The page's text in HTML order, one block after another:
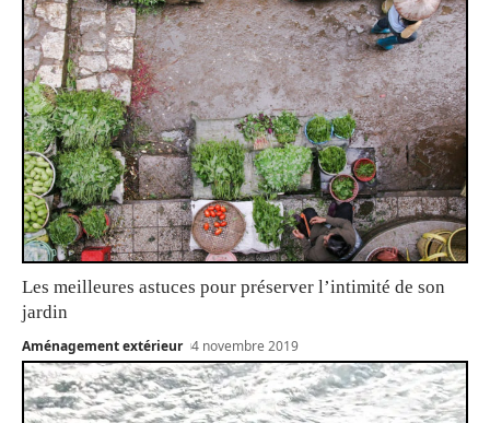
Les meilleures astuces pour préserver l’intimité de son
jardin
Aménagement extérieur 4 novembre 2019